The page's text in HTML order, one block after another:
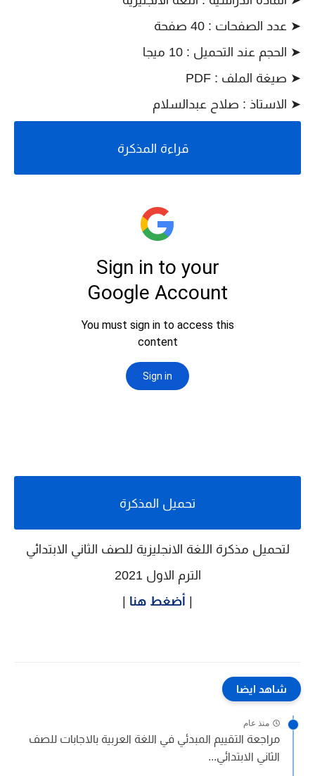
➤ عدد الصفحات : 40 صفحة
➤ الحجم عند التحميل : 10 ميجا
➤ صيغة الملف : PDF
➤ الاستاذ : صلاح عبدالسلام
قراءة المذكرة
تحميل المذكرة
لتحميل مذكرة اللغة الانجليزية للصف الثاني الابتدائي
الترم الاول 2021
أضغط هنا
شاهد ايضا
منذ عام
مراجعة التقييم المبدئي في اللغة العربية بالاجابات للصف
الثاني الابتدائي...